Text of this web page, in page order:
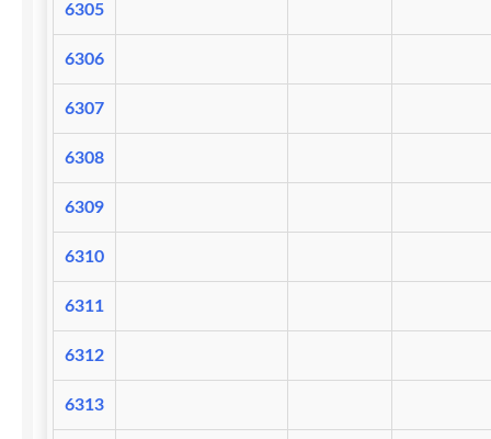
6305
6306
6307
6308
6309
6310
6311
6312
6313